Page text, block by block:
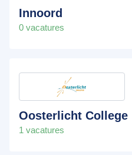
Innoord
0 vacatures
Oosterlicht College
1 vacatures